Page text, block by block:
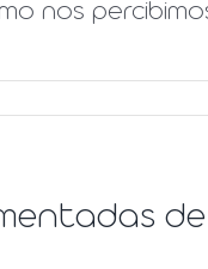
nos